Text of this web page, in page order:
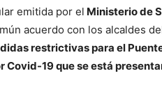
emitida por el Ministerio de
acuerdo con los alcaldes
restrictivas para el
Covid-19 que se está